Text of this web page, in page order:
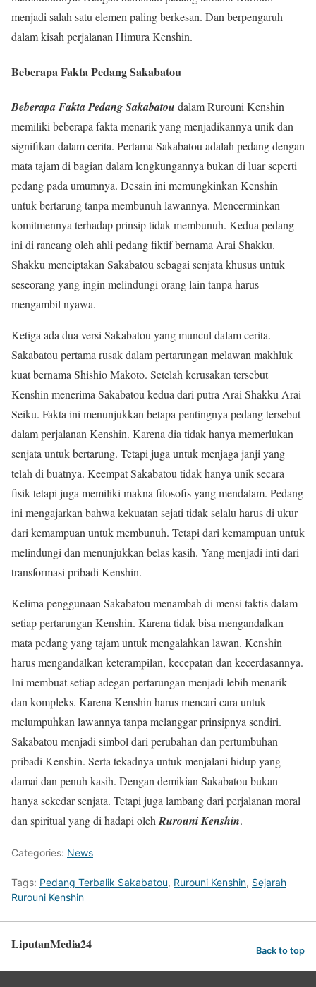
menjadi salah satu elemen paling berkesan. Dan berpengaruh
dalam kisah perjalanan Himura Kenshin.
Beberapa Fakta Pedang Sakabatou
Beberapa Fakta Pedang Sakabatou dalam Rurouni Kenshin
memiliki beberapa fakta menarik yang menjadikannya unik dan
signifikan dalam cerita. Pertama Sakabatou adalah pedang dengan
mata tajam di bagian dalam lengkungannya bukan di luar seperti
pedang pada umumnya. Desain ini memungkinkan Kenshin
untuk bertarung tanpa membunuh lawannya. Mencerminkan
komitmennya terhadap prinsip tidak membunuh. Kedua pedang
ini di rancang oleh ahli pedang fiktif bernama Arai Shakku.
Shakku menciptakan Sakabatou sebagai senjata khusus untuk
seseorang yang ingin melindungi orang lain tanpa harus
mengambil nyawa.
Ketiga ada dua versi Sakabatou yang muncul dalam cerita.
Sakabatou pertama rusak dalam pertarungan melawan makhluk
kuat bernama Shishio Makoto. Setelah kerusakan tersebut
Kenshin menerima Sakabatou kedua dari putra Arai Shakku Arai
Seiku. Fakta ini menunjukkan betapa pentingnya pedang tersebut
dalam perjalanan Kenshin. Karena dia tidak hanya memerlukan
senjata untuk bertarung. Tetapi juga untuk menjaga janji yang
telah di buatnya. Keempat Sakabatou tidak hanya unik secara
fisik tetapi juga memiliki makna filosofis yang mendalam. Pedang
ini mengajarkan bahwa kekuatan sejati tidak selalu harus di ukur
dari kemampuan untuk membunuh. Tetapi dari kemampuan untuk
melindungi dan menunjukkan belas kasih. Yang menjadi inti dari
transformasi pribadi Kenshin.
Kelima penggunaan Sakabatou menambah di mensi taktis dalam
setiap pertarungan Kenshin. Karena tidak bisa mengandalkan
mata pedang yang tajam untuk mengalahkan lawan. Kenshin
harus mengandalkan keterampilan, kecepatan dan kecerdasannya.
Ini membuat setiap adegan pertarungan menjadi lebih menarik
dan kompleks. Karena Kenshin harus mencari cara untuk
melumpuhkan lawannya tanpa melanggar prinsipnya sendiri.
Sakabatou menjadi simbol dari perubahan dan pertumbuhan
pribadi Kenshin. Serta tekadnya untuk menjalani hidup yang
damai dan penuh kasih. Dengan demikian Sakabatou bukan
hanya sekedar senjata. Tetapi juga lambang dari perjalanan moral
dan spiritual yang di hadapi olehRurouni Kenshin.
Categories: News
Tags: Pedang Terbalik Sakabatou, Rurouni Kenshin, Sejarah
Rurouni Kenshin
LiputanMedia24 Back to top